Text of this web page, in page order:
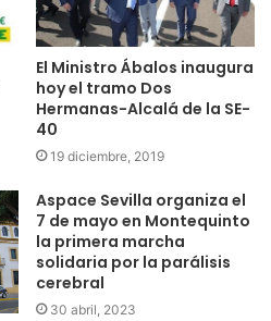
El Ministro Ábalos inaugura
hoy el tramo Dos
Hermanas-Alcalá de la SE-
40
19 diciembre, 2019
Aspace Sevilla organiza el
7 de mayo en Montequinto
la primera marcha
solidaria por la parálisis
cerebral
30 abril, 2023